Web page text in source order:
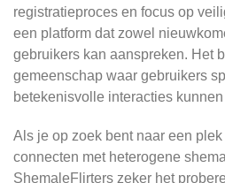
registratieproces en focus op
een platform dat zowel
gebruikers kan aanspreken. Het
gemeenschap waar gebruikers
betekenisvolle interacties
Als je op zoek bent naar een
connecten met heterogene
ShemaleFlirters zeker het